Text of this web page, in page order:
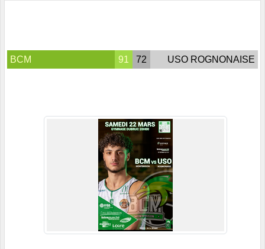
BCM 91 72 USO ROGNONAISE